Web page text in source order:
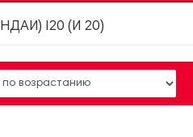
I20 (И 20)